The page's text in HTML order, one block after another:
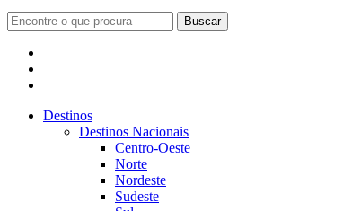
Buscar
Destinos
Destinos Nacionais
Centro-Oeste
Norte
Nordeste
Sudeste